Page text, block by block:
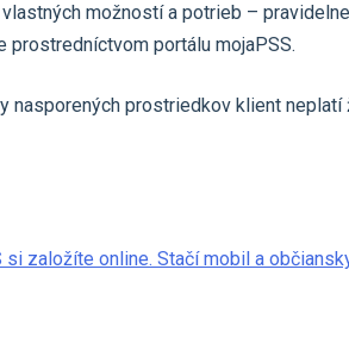
možností a potrieb –
portálu mojaPSS.
nasporených prostriedkov klient neplatí
založíte online. Stačí mobil a